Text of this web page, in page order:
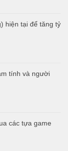
hiện tại để tăng tỷ
tính và người
các tựa game